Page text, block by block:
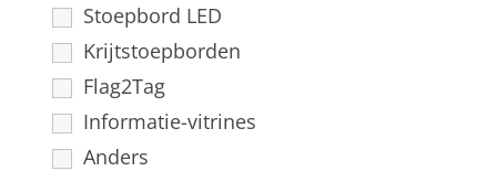
Stoepbord LED
Krijtstoepborden
Flag2Tag
Informatie-vitrines
Anders